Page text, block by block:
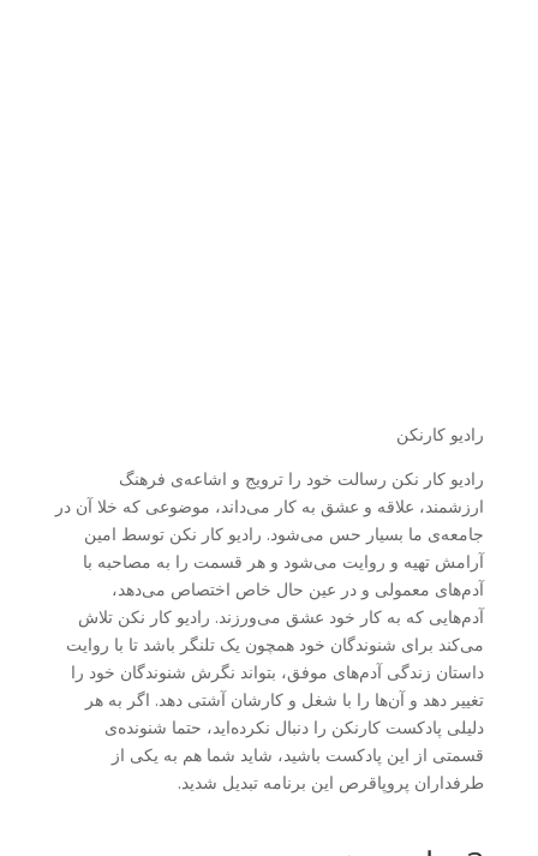
رادیو کارنکن
رادیو کار نکن رسالت خود را ترویج و اشاعه‌ی فرهنگ
ارزشمند، علاقه و عشق به کار می‌داند، موضوعی که خلا آن در
جامعه‌ی ما بسیار حس می‌شود. رادیو کار نکن توسط امین
آرامش تهیه و روایت می‌شود و هر قسمت را به مصاحبه با
آدم‌های معمولی و در عین حال خاص اختصاص می‌دهد،
آدم‌هایی که به کار خود عشق می‌ورزند. رادیو کار نکن تلاش
می‌کند برای شنوندگان خود همچون یک تلنگر باشد تا با روایت
داستان زندگی آدم‌های موفق، بتواند نگرش شنوندگان خود را
تغییر دهد و آن‌ها را با شغل و کارشان آشتی دهد. اگر به هر
دلیلی پادکست کارنکن را دنبال نکرده‌اید، حتما شنونده‌ی
قسمتی از این پادکست باشید، شاید شما هم به یکی از
طرفداران پروپاقرص این برنامه تبدیل شدید.